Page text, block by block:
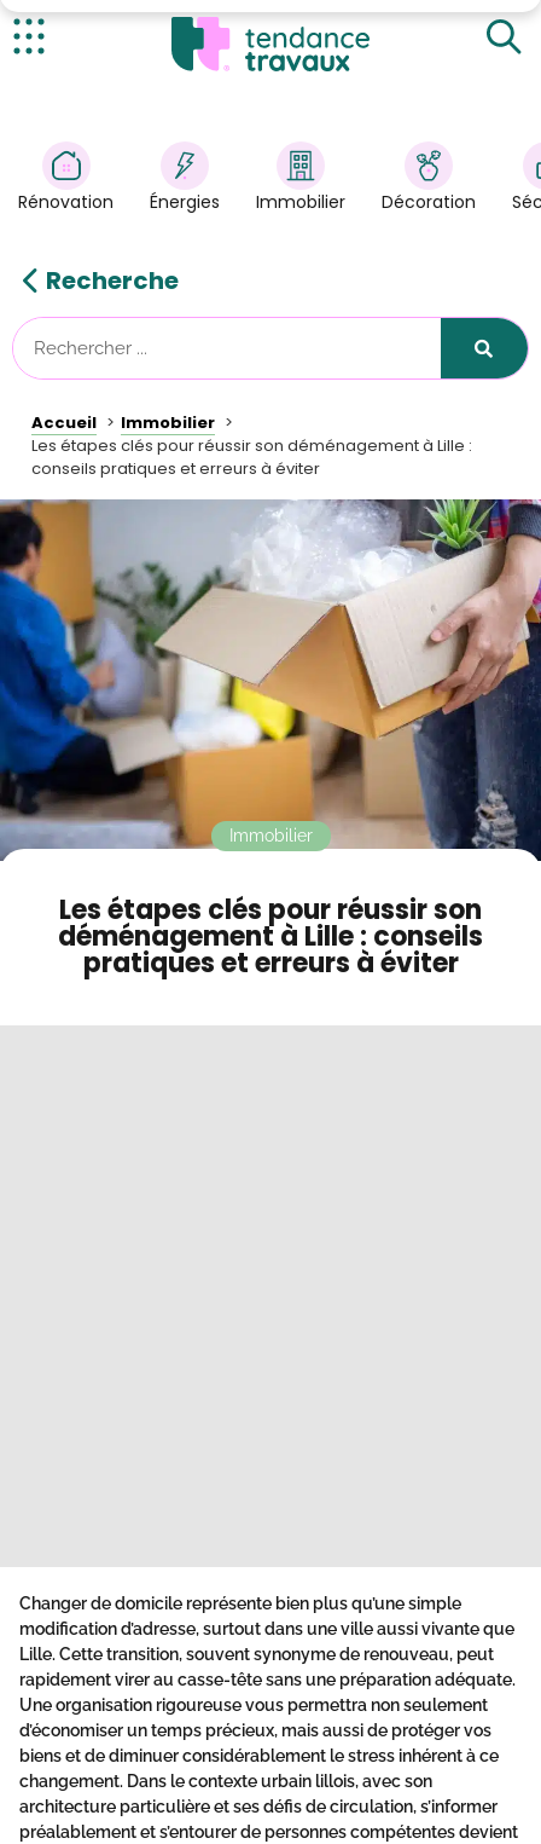
Énergies
Immobilier
Astuces/DIY
Tendance Travaux
Kit partenaire
À propos
Contact
Mode sombre
Rénovation Énergies Immobilier Décoration
Recherche
Accueil
Immobilier
Les étapes clés pour réussir son déménagement à Lille :
conseils pratiques et erreurs à éviter
Préparer son déménagement à Lille : les
fondamentaux
Choisir le bon accompagnement pour son
déménagement
Les erreurs fréquentes à éviter lors d'un
Récapitulatif et ouverture
Les étapes clés pour réussir son
déménagement à Lille : conseils
pratiques et erreurs à éviter
Immobilier
Changer de domicile représente bien plus qu’une simple
modification d’adresse, surtout dans une ville aussi vivante que
Lille. Cette transition, souvent synonyme de renouveau, peut
rapidement virer au casse-tête sans une préparation adéquate.
Une organisation rigoureuse vous permettra non seulement
d’économiser un temps précieux, mais aussi de protéger vos
biens et de diminuer considérablement le stress inhérent à ce
changement. Dans le contexte urbain lillois, avec son
architecture particulière et ses défis de circulation, s’informer
préalablement et s’entourer de personnes compétentes devient